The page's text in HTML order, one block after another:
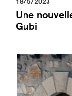
Une
Gubi